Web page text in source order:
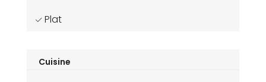
Plat
Cuisine